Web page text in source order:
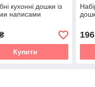
кухонні дошки із
написами
Купити
196